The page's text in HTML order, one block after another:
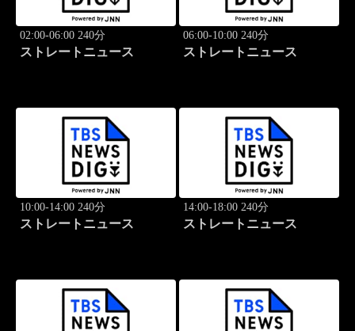
02:00-06:00 240分
ストレートニュース
06:00-10:00 240分
ストレートニュース
10:00-14:00 240分
ストレートニュース
14:00-18:00 240分
ストレートニュース